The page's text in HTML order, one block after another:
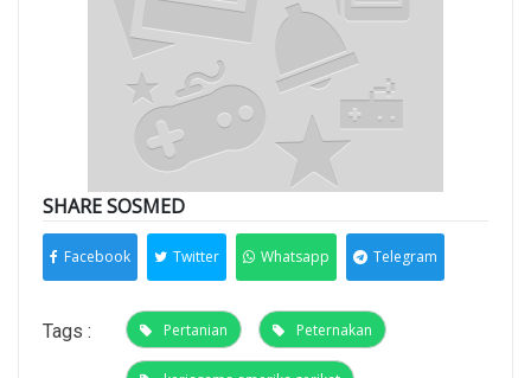
SHARE SOSMED
Facebook Twitter Whatsapp Telegram
Tags : Pertanian Peternakan